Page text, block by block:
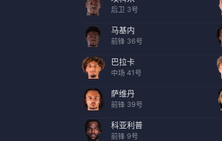
后卫 3号
马基内
前锋 36号
巴拉卡
中场 41号
萨维丹
前锋 39号
科亚利普
前锋 9号